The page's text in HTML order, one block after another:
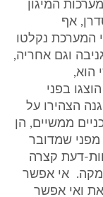
המיגון
אף
המערכת נקלטו
וגם אחריה,
הוא,
בפני
הצהירו על
ממשיים, הן
מפני שמדובר
דעת קצרה
אי אפשר
ואי אפשר